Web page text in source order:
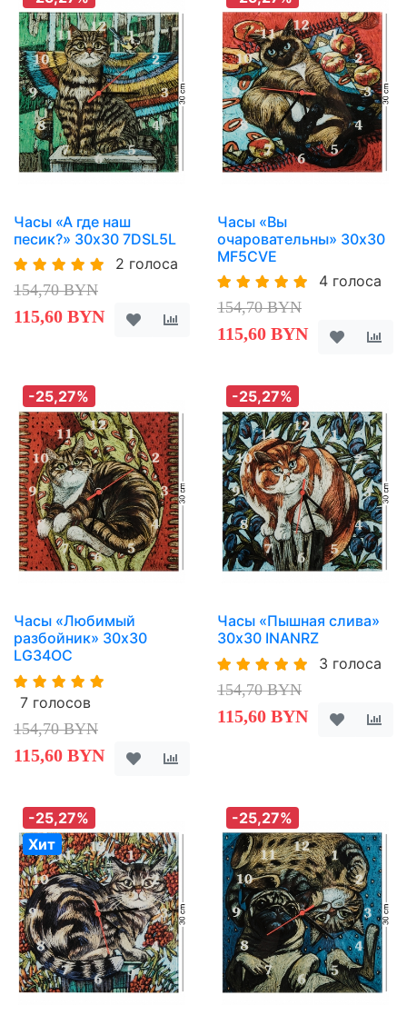
Часы «А где наш
песик?» 30х30 7DSL5L
2 голоса
154,70 BYN
115,60 BYN
Часы «Вы
очаровательны» 30х30
MF5CVE
4 голоса
154,70 BYN
115,60 BYN
-25,27%
Часы «Любимый
разбойник» 30х30
LG34OC
7 голосов
154,70 BYN
115,60 BYN
-25,27%
Часы «Пышная слива»
30х30 INANRZ
3 голоса
154,70 BYN
115,60 BYN
-25,27%
Хит
-25,27%